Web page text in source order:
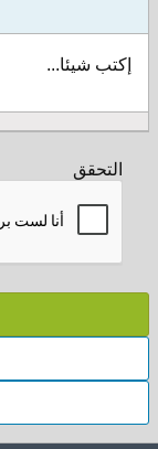
إكتب شيئا...
التحقق